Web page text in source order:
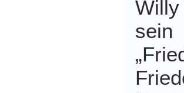
Willy
sein